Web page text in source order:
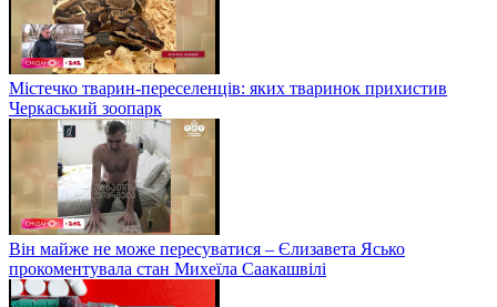
Містечко тварин-переселенців: яких тваринок прихистив
Черкаський зоопарк
Він майже не може пересуватися – Єлизавета Ясько
прокоментувала стан Михеїла Саакашвілі